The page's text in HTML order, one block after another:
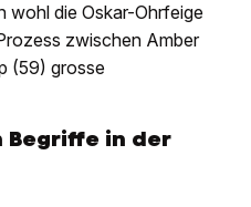
wohl die Oskar-Ohrfeige
zwischen Amber
(59) grosse
Begriffe in der